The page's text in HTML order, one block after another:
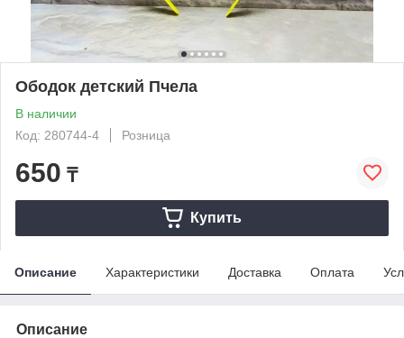
Ободок детский Пчела
В наличии
Код: 280744-4
Розница
650 ₸
Купить
Описание Характеристики Доставка Оплата
Описание